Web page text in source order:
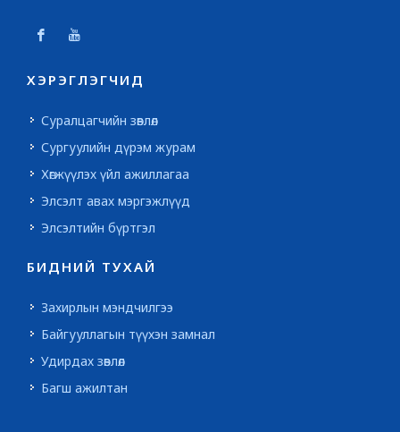
ХЭРЭГЛЭГЧИД
Суралцагчийн зөвлөл
Сургуулийн дүрэм журам
Хөгжүүлэх үйл ажиллагаа
Элсэлт авах мэргэжлүүд
Элсэлтийн бүртгэл
БИДНИЙ ТУХАЙ
Захирлын мэндчилгээ
Байгууллагын түүхэн замнал
Удирдах зөвлөл
Багш ажилтан